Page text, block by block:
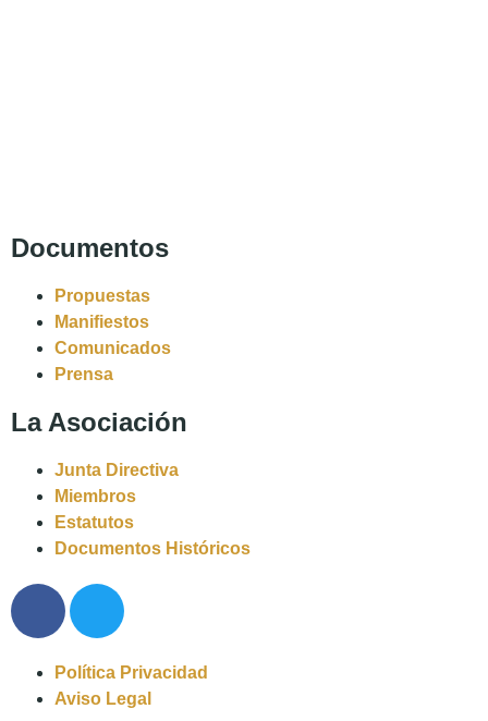
Documentos
Propuestas
Manifiestos
Comunicados
Prensa
La Asociación
Junta Directiva
Miembros
Estatutos
Documentos Históricos
Política Privacidad
Aviso Legal